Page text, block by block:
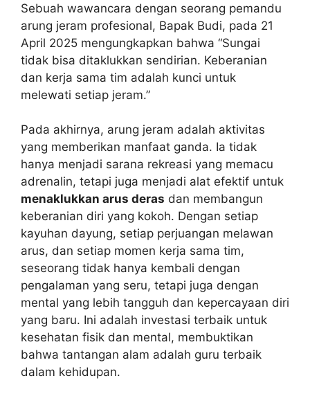
Sebuah wawancara dengan seorang pemandu
arung jeram profesional, Bapak Budi, pada 21
April 2025 mengungkapkan bahwa “Sungai
tidak bisa ditaklukkan sendirian. Keberanian
dan kerja sama tim adalah kunci untuk
melewati setiap jeram.”
Pada akhirnya, arung jeram adalah aktivitas
yang memberikan manfaat ganda. Ia tidak
hanya menjadi sarana rekreasi yang memacu
adrenalin, tetapi juga menjadi alat efektif untuk
menaklukkan arus deras dan membangun
keberanian diri yang kokoh. Dengan setiap
kayuhan dayung, setiap perjuangan melawan
arus, dan setiap momen kerja sama tim,
seseorang tidak hanya kembali dengan
pengalaman yang seru, tetapi juga dengan
mental yang lebih tangguh dan kepercayaan diri
yang baru. Ini adalah investasi terbaik untuk
kesehatan fisik dan mental, membuktikan
bahwa tantangan alam adalah guru terbaik
dalam kehidupan.